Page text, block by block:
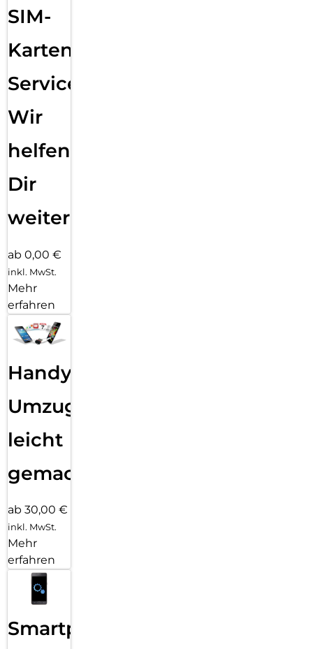
SIM-
Karten
Service:
Wir
helfen
Dir
weiter
ab 0,00 €
inkl. MwSt.
Mehr
erfahren
Handy
Umzug
leicht
gemacht!
ab 30,00 €
inkl. MwSt.
Mehr
erfahren
Smartphone